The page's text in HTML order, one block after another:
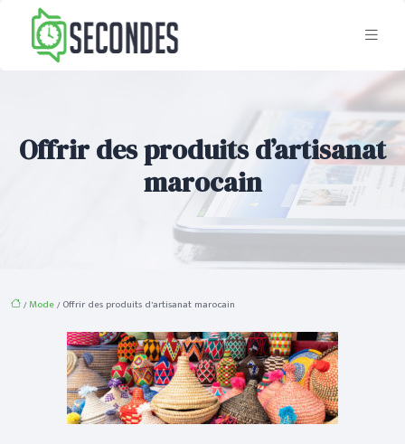
Offrir des produits d’artisanat
marocain
/Mode/ Offrir des produits d’artisanat marocain